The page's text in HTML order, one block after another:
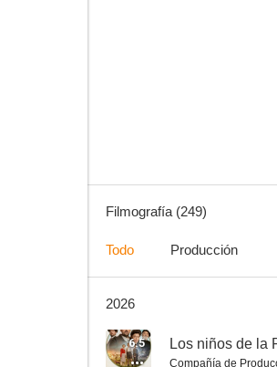
Filmografía (249)
Todo Producción
2026
6.5 Los niños de la
Compañía de